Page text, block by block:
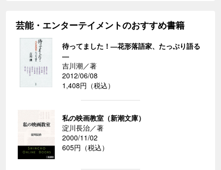
芸能・エンターテイメントのおすすめ書籍
待ってました！―花形落語家、たっぷり語る
―
吉川潮／著
2012/06/08
1,408円（税込）
私の映画教室（新潮文庫）
淀川長治／著
2000/11/02
605円（税込）